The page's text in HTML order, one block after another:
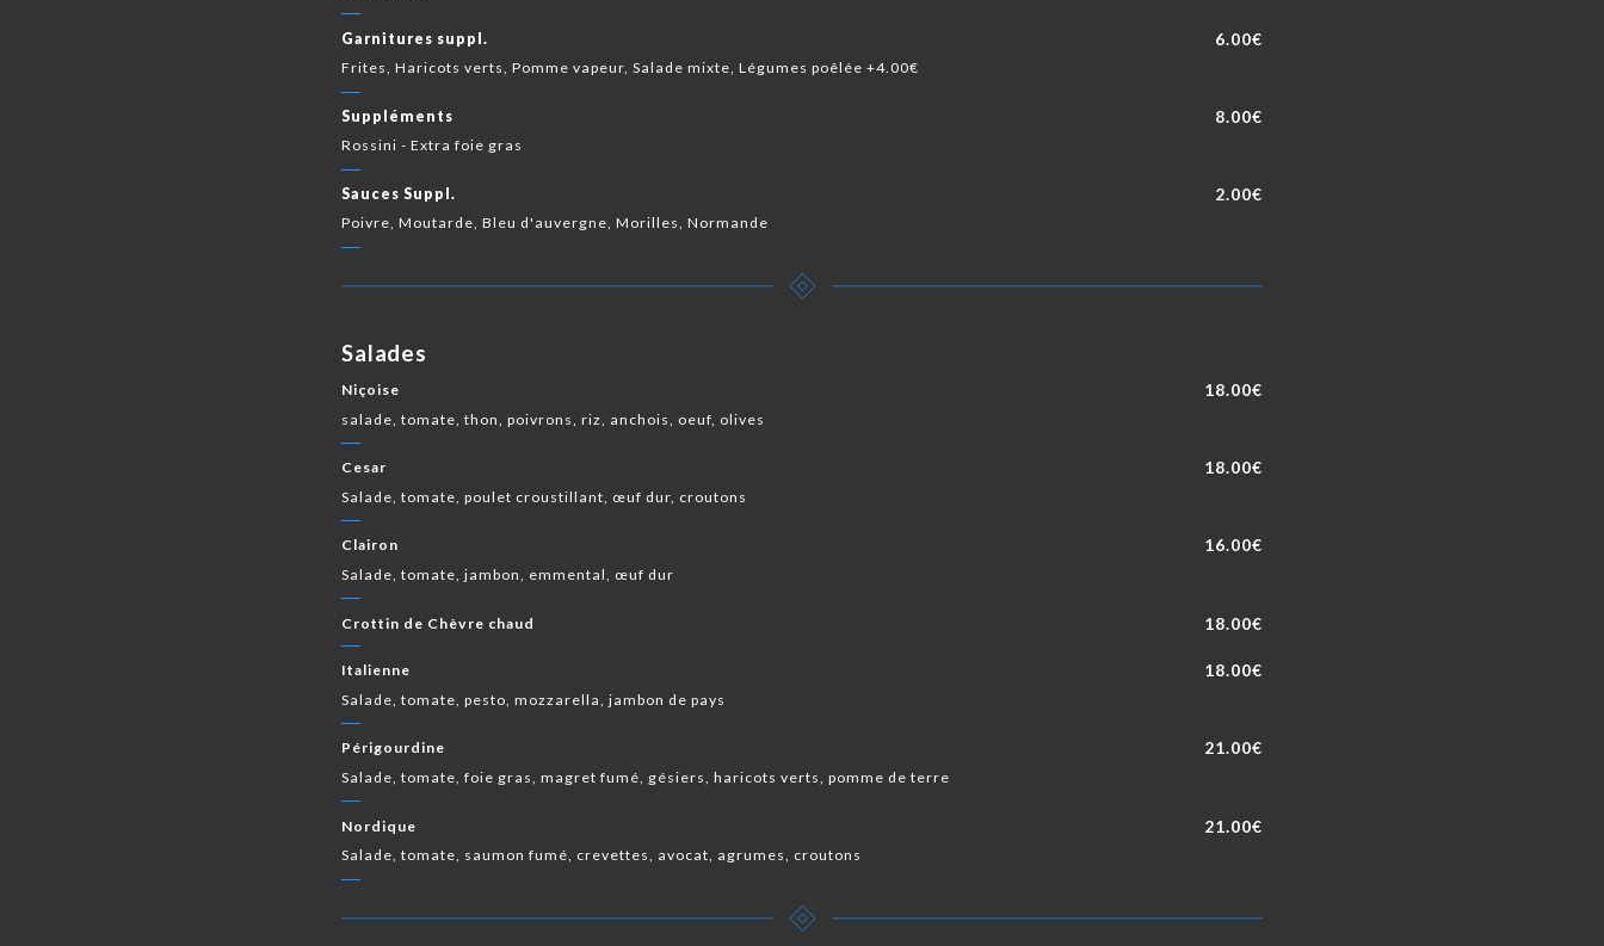
Garnitures suppl. 6.00€
Frites, Haricots verts, Pomme vapeur, Salade mixte, Légumes poêlée +4.00€
Suppléments 8.00€
Rossini - Extra foie gras
Sauces Suppl. 2.00€
Poivre, Moutarde, Bleu d'auvergne, Morilles, Normande
Salades
Niçoise 18.00€
salade, tomate, thon, poivrons, riz, anchois, oeuf, olives
Cesar 18.00€
Salade, tomate, poulet croustillant, œuf dur, croutons
Clairon 16.00€
Salade, tomate, jambon, emmental, œuf dur
Crottin de Chèvre chaud 18.00€
Italienne 18.00€
Salade, tomate, pesto, mozzarella, jambon de pays
Périgourdine 21.00€
Salade, tomate, foie gras, magret fumé, gésiers, haricots verts, pomme de terre
Nordique 21.00€
Salade, tomate, saumon fumé, crevettes, avocat, agrumes, croutons